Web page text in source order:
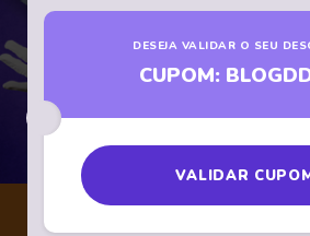
DESEJA VALIDAR O SEU
CUPOM:
VALIDAR